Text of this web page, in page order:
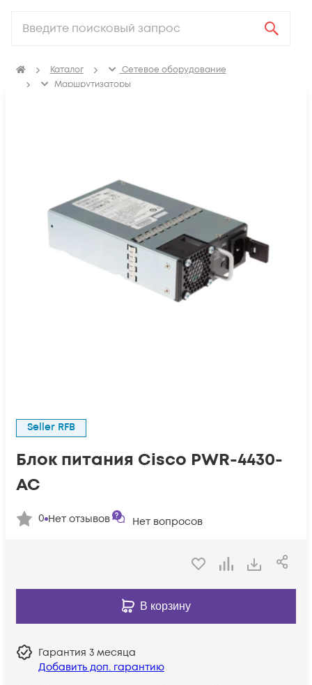
Каталог
Сетевое оборудование
Маршрутизаторы
Seller RFB
Блок питания Cisco PWR-4430-
AC
0 Нет отзывов Нет вопросов
В корзину
Гарантия 3 месяца
Добавить доп. гарантию